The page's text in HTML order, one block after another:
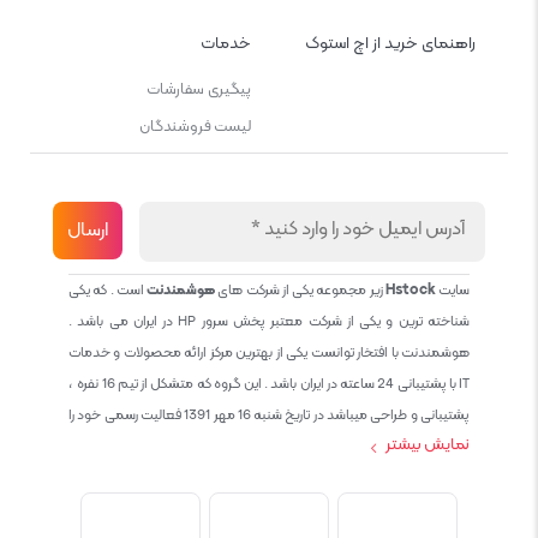
راهنمای خرید از اچ استوک خدمات
پیگیری سفارشات
لیست فروشندگان
سایتHstockزیر مجموعه یکی از شرکت هایهوشمندنتاست . که یکی
شناخته ترین و یکی از شرکت معتبر پخش سرور HP در ایران می باشد .
هوشمندنت با افتخار توانست یکی از بهترین مرکز ارائه محصولات و خدمات
IT با پشتیبانی 24 ساعته در ایران باشد . این گروه که متشکل از تیم 16 نفره ،
پشتیبانی و طراحی میباشد در تاریخ شنبه 16 مهر 1391 فعالیت رسمی خود را
نمایش بیشتر